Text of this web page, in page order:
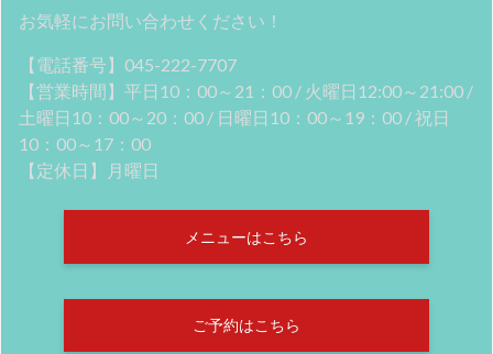
お気軽にお問い合わせください！
【電話番号】045-222-7707
【営業時間】平日10：00～21：00 / 火曜日12:00～21:00 /
土曜日10：00～20：00 / 日曜日10：00～19：00 / 祝日
10：00～17：00
【定休日】月曜日
メニューはこちら
ご予約はこちら